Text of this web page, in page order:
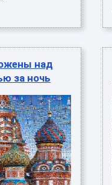
над
за ночь